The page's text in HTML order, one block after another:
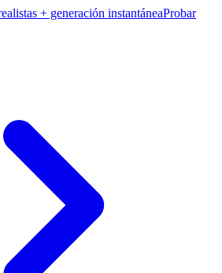
+ generación instantáneaProbar